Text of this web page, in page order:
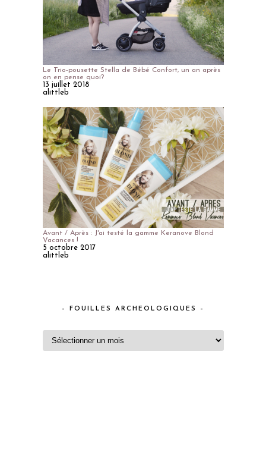
Le Trio-pousette Stella de Bébé Confort, un an après
on en pense quoi?
13 juillet 2018
alittleb
Avant / Après : J'ai testé la gamme Keranove Blond
Vacances !
5 octobre 2017
alittleb
– FOUILLES ARCHEOLOGIQUES –